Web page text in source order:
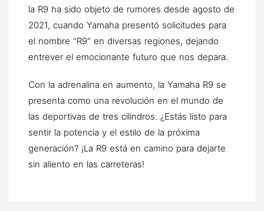
la R9 ha sido objeto de rumores desde agosto de
2021, cuando Yamaha presentó solicitudes para
el nombre "R9" en diversas regiones, dejando
entrever el emocionante futuro que nos depara.
Con la adrenalina en aumento, la Yamaha R9 se
presenta como una revolución en el mundo de
las deportivas de tres cilindros. ¿Estás listo para
sentir la potencia y el estilo de la próxima
generación? ¡La R9 está en camino para dejarte
sin aliento en las carreteras!